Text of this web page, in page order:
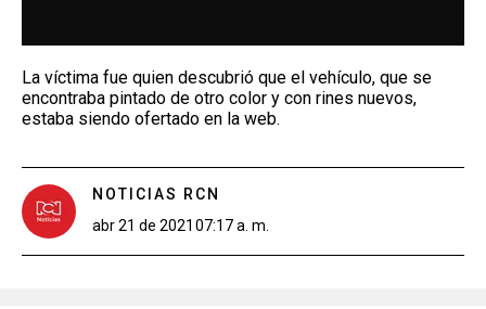
La víctima fue quien descubrió que el vehículo, que se
encontraba pintado de otro color y con rines nuevos,
estaba siendo ofertado en la web.
NOTICIAS RCN
abr 21 de 2021 07:17 a. m.